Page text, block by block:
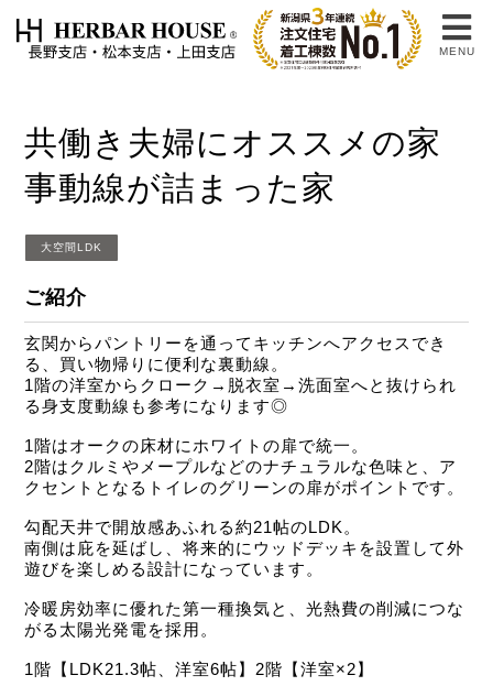
MENU
共働き夫婦にオススメの家
事動線が詰まった家
大空間LDK
ご紹介
玄関からパントリーを通ってキッチンへアクセスでき
る、買い物帰りに便利な裏動線。
1階の洋室からクローク→脱衣室→洗面室へと抜けられ
る身支度動線も参考になります◎
1階はオークの床材にホワイトの扉で統一。
2階はクルミやメープルなどのナチュラルな色味と、ア
クセントとなるトイレのグリーンの扉がポイントです。
勾配天井で開放感あふれる約21帖のLDK。
南側は庇を延ばし、将来的にウッドデッキを設置して外
遊びを楽しめる設計になっています。
冷暖房効率に優れた第一種換気と、光熱費の削減につな
がる太陽光発電を採用。
1階【LDK21.3帖、洋室6帖】2階【洋室×2】